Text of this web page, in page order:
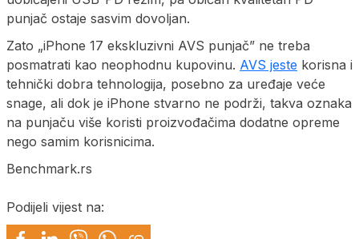
punjač ostaje sasvim dovoljan.
Zato „iPhone 17 ekskluzivni AVS punjač” ne treba
posmatrati kao neophodnu kupovinu. AVS jeste korisna i
tehnički dobra tehnologija, posebno za uređaje veće
snage, ali dok je iPhone stvarno ne podrži, takva oznaka
na punjaču više koristi proizvođačima dodatne opreme
nego samim korisnicima.
Benchmark.rs
Podijeli vijest na: